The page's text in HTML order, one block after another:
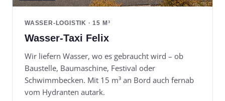
WASSER-LOGISTIK · 15 M³
Wasser-Taxi Felix
Wir liefern Wasser, wo es gebraucht wird – ob
Baustelle, Baumaschine, Festival oder
Schwimmbecken. Mit 15 m³ an Bord auch fernab
vom Hydranten autark.